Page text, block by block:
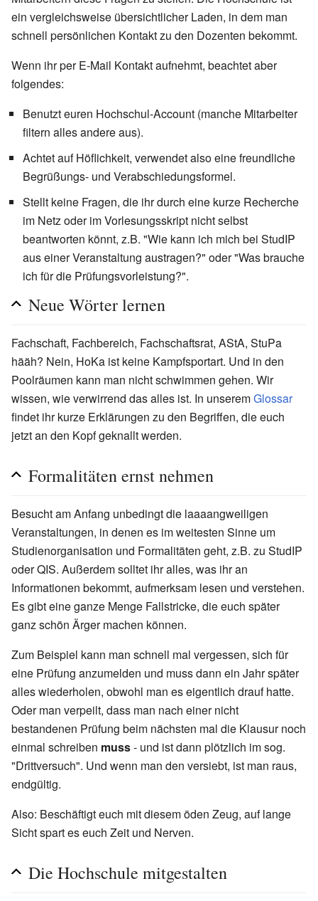
ein vergleichsweise übersichtlicher Laden, in dem man
schnell persönlichen Kontakt zu den Dozenten bekommt.
Wenn ihr per E-Mail Kontakt aufnehmt, beachtet aber
folgendes:
Benutzt euren Hochschul-Account (manche Mitarbeiter
filtern alles andere aus).
Achtet auf Höflichkeit, verwendet also eine freundliche
Begrüßungs- und Verabschiedungsformel.
Stellt keine Fragen, die ihr durch eine kurze Recherche
im Netz oder im Vorlesungsskript nicht selbst
beantworten könnt, z.B. "Wie kann ich mich bei StudIP
aus einer Veranstaltung austragen?" oder "Was brauche
ich für die Prüfungsvorleistung?".
Neue Wörter lernen
Fachschaft, Fachbereich, Fachschaftsrat, AStA, StuPa
hääh? Nein, HoKa ist keine Kampfsportart. Und in den
Poolräumen kann man nicht schwimmen gehen. Wir
wissen, wie verwirrend das alles ist. In unseremGlossar
findet ihr kurze Erklärungen zu den Begriffen, die euch
jetzt an den Kopf geknallt werden.
Formalitäten ernst nehmen
Besucht am Anfang unbedingt die laaaangweiligen
Veranstaltungen, in denen es im weitesten Sinne um
Studienorganisation und Formalitäten geht, z.B. zu StudIP
oder QIS. Außerdem solltet ihr alles, was ihr an
Informationen bekommt, aufmerksam lesen und verstehen.
Es gibt eine ganze Menge Fallstricke, die euch später
ganz schön Ärger machen können.
Zum Beispiel kann man schnell mal vergessen, sich für
eine Prüfung anzumelden und muss dann ein Jahr später
alles wiederholen, obwohl man es eigentlich drauf hatte.
Oder man verpeilt, dass man nach einer nicht
bestandenen Prüfung beim nächsten mal die Klausur noch
einmal schreiben muss- und ist dann plötzlich im sog.
"Drittversuch". Und wenn man den versiebt, ist man raus,
endgültig.
Also: Beschäftigt euch mit diesem öden Zeug, auf lange
Sicht spart es euch Zeit und Nerven.
Die Hochschule mitgestalten